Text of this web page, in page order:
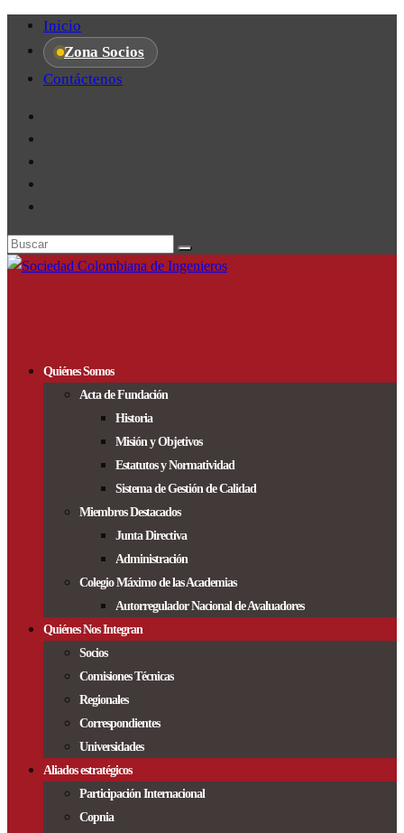
Inicio
Zona Socios
Contáctenos
Quiénes Somos
Acta de Fundación
Historia
Misión y Objetivos
Estatutos y Normatividad
Sistema de Gestión de Calidad
Miembros Destacados
Junta Directiva
Administración
Colegio Máximo de las Academias
Autorregulador Nacional de Avaluadores
Quiénes Nos Integran
Socios
Comisiones Técnicas
Regionales
Correspondientes
Universidades
Aliados estratégicos
Participación Internacional
Copnia